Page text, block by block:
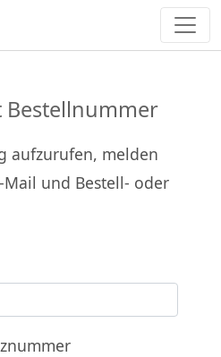
aufzurufen, melden
Mail und Bestell- oder